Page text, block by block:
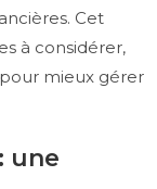
Cet
à considérer,
mieux gérer
une